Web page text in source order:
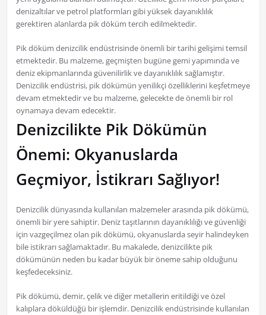
denizaltılar ve petrol platformları gibi yüksek dayanıklılık
gerektiren alanlarda pik döküm tercih edilmektedir.
Pik döküm denizcilik endüstrisinde önemli bir tarihi gelişimi temsil
etmektedir. Bu malzeme, geçmişten bugüne gemi yapımında ve
deniz ekipmanlarında güvenilirlik ve dayanıklılık sağlamıştır.
Denizcilik endüstrisi, pik dökümün yenilikçi özelliklerini keşfetmeye
devam etmektedir ve bu malzeme, gelecekte de önemli bir rol
oynamaya devam edecektir.
Denizcilikte Pik Dökümün
Önemi: Okyanuslarda
Geçmiyor, İstikrarı Sağlıyor!
Denizcilik dünyasında kullanılan malzemeler arasında pik dökümü,
önemli bir yere sahiptir. Deniz taşıtlarının dayanıklılığı ve güvenliği
için vazgeçilmez olan pik dökümü, okyanuslarda seyir halindeyken
bile istikrarı sağlamaktadır. Bu makalede, denizcilikte pik
dökümünün neden bu kadar büyük bir öneme sahip olduğunu
keşfedeceksiniz.
Pik dökümü, demir, çelik ve diğer metallerin eritildiği ve özel
kalıplara döküldüğü bir işlemdir. Denizcilik endüstrisinde kullanılan